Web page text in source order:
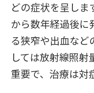
どの症状を呈しま
から数年経過後に
る狭窄や出血など
しては放射線照
重要で、治療は対